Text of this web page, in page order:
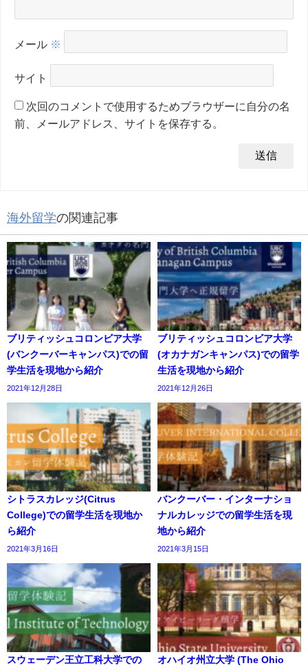
メール ※
サイト
次回のコメントで使用するためブラウザーに自分の名
前、メールアドレス、サイトを保存する。
海外留学の関連記事
ブリティッシュコロンビア大学
(バンクーバーキャンパス)での留
学生活を現地から紹介
2021年12月28日
ブリティッシュコロンビア大学
(オカナガンキャンパス)での留学
生活を現地から紹介
2021年12月26日
シトラスカレッジ(Citrus
College)での留学生活を現地か
ら紹介
2021年3月16日
バンクーバー・インターナショ
ナルカレッジでの留学生活を現
地から紹介
2021年3月15日
スウェーデン王立工科大学での
オハイオ州立大学 (The Ohio